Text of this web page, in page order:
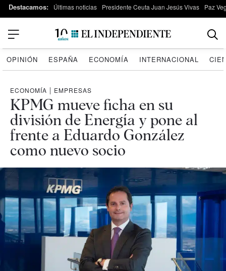
Destacamos: Últimas noticias Presidente Ceuta Juan Jesús Vivas Paz
OPINIÓN ESPAÑA ECONOMÍA INTERNACIONAL
ECONOMÍA | EMPRESAS
KPMG mueve ficha en su
división de Energía y pone al
frente a Eduardo González
como nuevo socio